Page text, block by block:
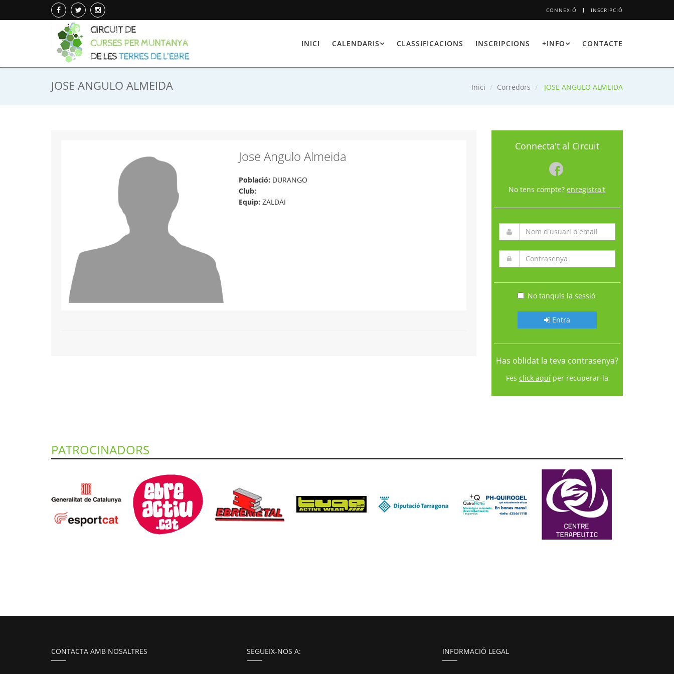
CONNEXIÓ INSCRIPCIÓ
INICI CALENDARIS CLASSIFICACIONS INSCRIPCIONS +INFO CONTACTE
JOSE ANGULO ALMEIDA Inici Corredors JOSE ANGULO ALMEIDA
Jose Angulo Almeida
Població: DURANGO
Club:
Equip: ZALDAI
Connecta't al Circuit
No tens compte?enregistra't
No tanquis la sessió
Entra
Has oblidat la teva contrasenya?
Fes click aquíper recuperar-la
PATROCINADORS
CONTACTA AMB NOSALTRES SEGUEIX-NOS A: INFORMACIÓ LEGAL